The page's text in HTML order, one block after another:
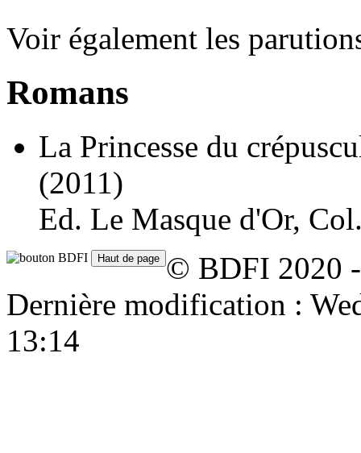
Voir également les
Romans
La Princesse du
(2011)
Ed. Le Masque d'Or,
© BDFI 2020
Dernière modification :
13:14